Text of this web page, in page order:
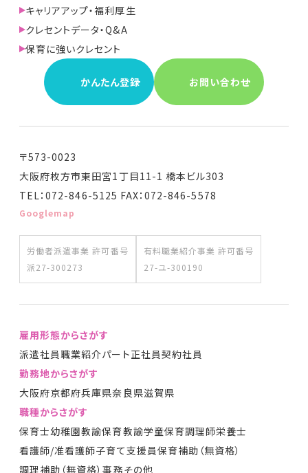
キャリアアップ・福利厚生
クレセントデータ・Q&A
保育に強いクレセント
かんたん登録 お問い合わせ
〒573-0023
大阪府枚方市東田宮1丁目11-1 橋本ビル303
TEL：072-846-5125 FAX：072-846-5578
Googlemap
労働者派遣事業 許可番号
派27-300273
有料職業紹介事業 許可番号
27-ユ-300190
雇用形態からさがす
派遣社員職業紹介パート正社員契約社員
勤務地からさがす
大阪府京都府兵庫県奈良県滋賀県
職種からさがす
保育士幼稚園教諭保育教諭学童保育調理師栄養士
看護師/准看護師子育て支援員保育補助（無資格）
調理補助（無資格）事務その他